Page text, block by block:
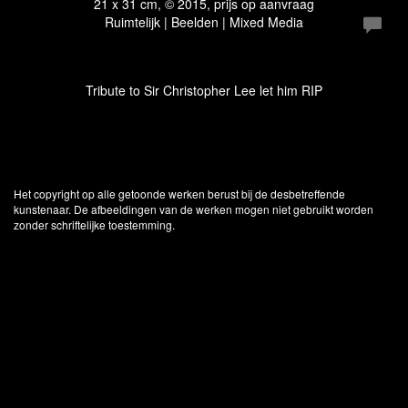
21 x 31 cm, © 2015, prijs op aanvraag
Ruimtelijk | Beelden | Mixed Media
Tribute to Sir Christopher Lee let him RIP
Het copyright op alle getoonde werken berust bij de desbetreffende
kunstenaar. De afbeeldingen van de werken mogen niet gebruikt worden
zonder schriftelijke toestemming.